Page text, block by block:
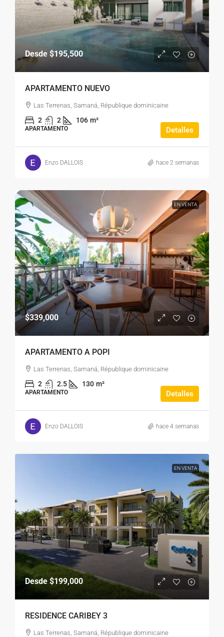
Desde $195,500
APARTAMENTO NUEVO
Las Terrenas, Samaná, République dominicaine
2 2 106 m²
APARTAMENTO Detalles
Enzo DALLOIS hace 2 semanas
EN VENTA
$339,000
APARTAMENTO A POPI
Las Terrenas, Samaná, République dominicaine
2 2.5 130 m²
APARTAMENTO Detalles
Enzo DALLOIS hace 4 semanas
EN VENTA
Desde$199,000
RESIDENCE CARIBEY 3
Las Terrenas, Samaná, République dominicaine